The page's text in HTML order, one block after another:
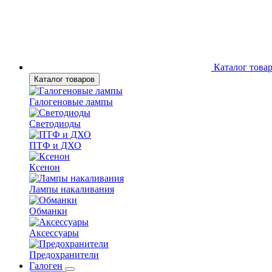
Каталог
Каталог товаров
Галогеновые лампы
Светодиоды
ПТФ и ДХО
Ксенон
Лампы накаливания
Обманки
Аксессуары
Предохранители
Галоген